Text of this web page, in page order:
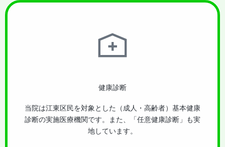
健康診断
当院は江東区民を対象とした（成人・高齢者）基本健康
診断の実施医療機関です。また、「任意健康診断」も実
地しています。